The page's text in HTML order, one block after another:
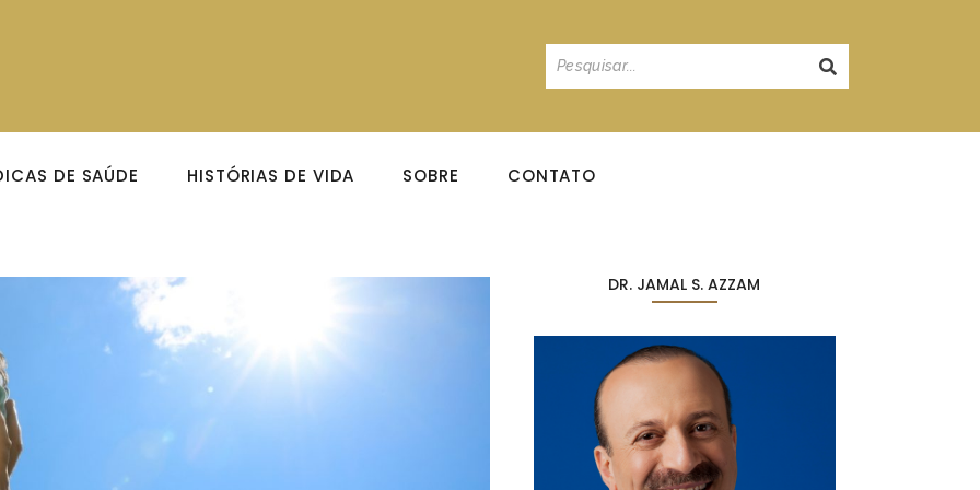
DE SAÚDE HISTÓRIAS DE VIDA SOBRE CONTATO
DR. JAMAL S. AZZAM